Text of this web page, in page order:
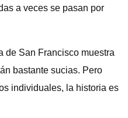
a veces se pasan por
de San Francisco muestra
bastante sucias. Pero
individuales, la historia es